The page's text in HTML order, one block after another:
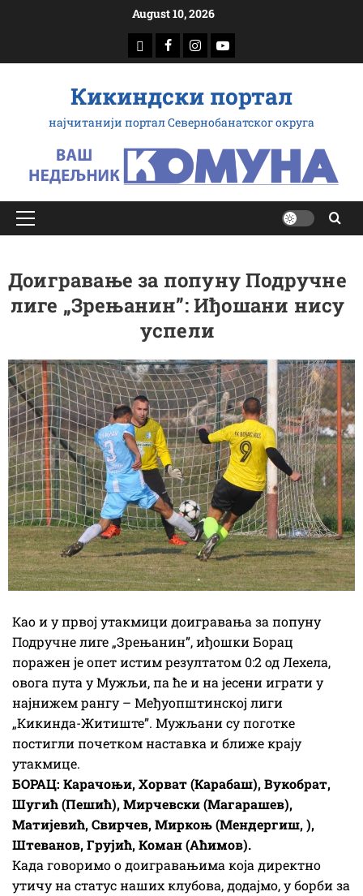
August 10, 2026
доwнлоад
Фацебоок
Инстаграм
Yоутубе
Кикиндски портал
најчитанији портал Севернобанатског округа
Примарy
Доигравање за попуну Подручне
лиге „Зрењанин”: Иђошани нису
успели
Као и у првој утакмици доигравања за попуну
Подручне лиге „Зрењанин”, иђошки Борац
поражен је опет истим резултатом 0:2 од Лехела,
овога пута у Мужљи, па ће и на јесени играти у
најнижем рангу – Међуопштинској лиги
„Кикинда-Житиште”. Мужљани су поготке
постигли почетком наставка и ближе крају
утакмице.
БОРАЦ: Карачоњи, Хорват (Карабаш), Вукобрат,
Шугић (Пешић), Мирчевски (Магарашев),
Матијевић, Свирчев, Миркоњ (Мендергиш, ),
Штеванов, Грујић, Коман (Аћимов).
Када говоримо о доигравањима која директно
утичу на статус наших клубова, додајмо, у борби за